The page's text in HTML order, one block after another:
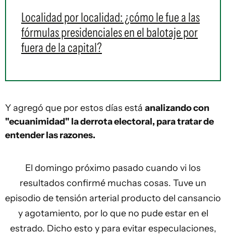
Localidad por localidad: ¿cómo le fue a las
fórmulas presidenciales en el balotaje por
fuera de la capital?
Y agregó que por estos días está analizando con
"ecuanimidad" la derrota electoral, para tratar de
entender las razones.
El domingo próximo pasado cuando vi los
resultados confirmé muchas cosas. Tuve un
episodio de tensión arterial producto del cansancio
y agotamiento, por lo que no pude estar en el
estrado. Dicho esto y para evitar especulaciones,